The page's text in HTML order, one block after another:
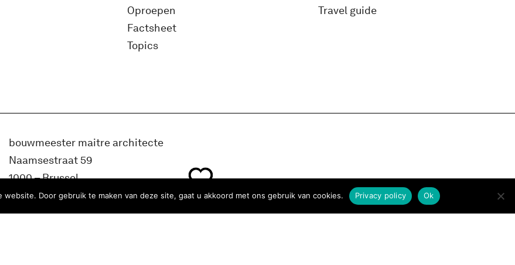
Oproepen
Factsheet
Topics
Travel guide
bouwmeester maitre architecte
Naamsestraat 59
1000 – Brussel
BelgiëDoor gebruik te maken van deze site, gaat u akkoord met ons gebruik van cookies. Ok
Privacy policy